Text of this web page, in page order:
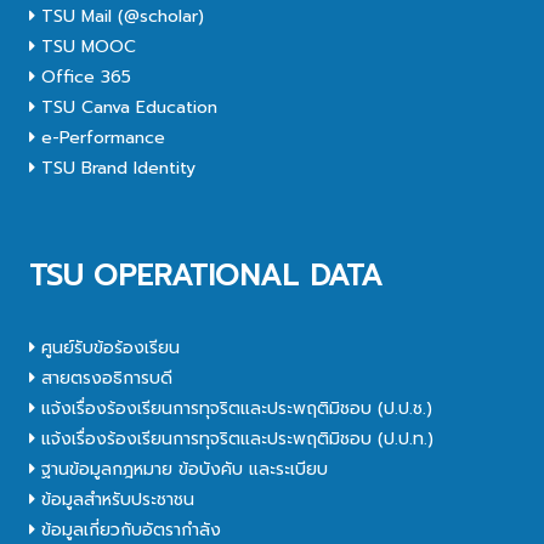
TSU Mail (@scholar)
TSU MOOC
Office 365
TSU Canva Education
e-Performance
TSU Brand Identity
TSU OPERATIONAL DATA
ศูนย์รับข้อร้องเรียน
สายตรงอธิการบดี
แจ้งเรื่องร้องเรียนการทุจริตและประพฤติมิชอบ (ป.ป.ช.)
แจ้งเรื่องร้องเรียนการทุจริตและประพฤติมิชอบ (ป.ป.ท.)
ฐานข้อมูลกฎหมาย ข้อบังคับ และระเบียบ
ข้อมูลสำหรับประชาชน
ข้อมูลเกี่ยวกับอัตรากำลัง